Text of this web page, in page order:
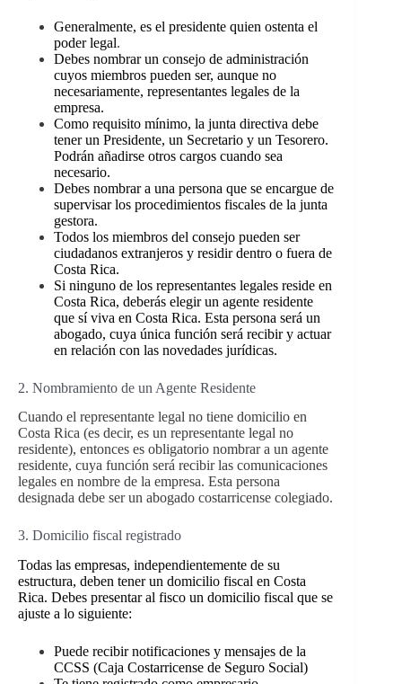
Generalmente, es el presidente quien ostenta el
poder legal.
Debes nombrar un consejo de administración
cuyos miembros pueden ser, aunque no
necesariamente, representantes legales de la
empresa.
Como requisito mínimo, la junta directiva debe
tener un Presidente, un Secretario y un Tesorero.
Podrán añadirse otros cargos cuando sea
necesario.
Debes nombrar a una persona que se encargue de
supervisar los procedimientos fiscales de la junta
gestora.
Todos los miembros del consejo pueden ser
ciudadanos extranjeros y residir dentro o fuera de
Costa Rica.
Si ninguno de los representantes legales reside en
Costa Rica, deberás elegir un agente residente
que sí viva en Costa Rica. Esta persona será un
abogado, cuya única función será recibir y actuar
en relación con las novedades jurídicas.
2. Nombramiento de un Agente Residente
Cuando el representante legal no tiene domicilio en
Costa Rica (es decir, es un representante legal no
residente), entonces es obligatorio nombrar a un agente
residente, cuya función será recibir las comunicaciones
legales en nombre de la empresa. Esta persona
designada debe ser un abogado costarricense colegiado.
3. Domicilio fiscal registrado
Todas las empresas, independientemente de su
estructura, deben tener un domicilio fiscal en Costa
Rica. Debes presentar al fisco un domicilio fiscal que se
ajuste a lo siguiente:
Puede recibir notificaciones y mensajes de la
CCSS (Caja Costarricense de Seguro Social)